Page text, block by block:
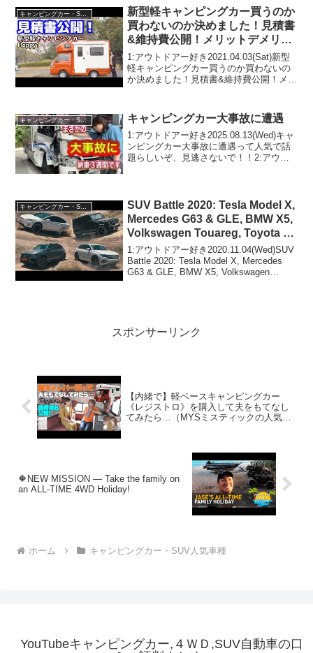
で！！2:アウトドアー好き2022.02....
新型軽キャンピングカー買うのか
買わないのか決めました！見積書
&維持費公開！メリットデメリッ
ト&視聴者質問お答えします！
【JP STAR Happy1】
1:アウトドアー好き2021.04.03(Sat)新型
軽キャンピングカー買うのか買わないの
か決めました！見積書&維持費公開！メリ
題らしいぞ、見逃さないで！！...
キャンピングカー・SUV人気車種 キャンピングカー大事故に遭遇
1:アウトドアー好き2025.08.13(Wed)キャ
ンピングカー大事故に遭遇って人気で話
題らしいぞ、見逃さないで！！2:アウト
SUV Battle 2020: Tesla Model X,
Mercedes G63 & GLE, BMW X5,
Volkswagen Touareg, Toyota FJ
Cruiser
1:アウトドアー好き2020.11.04(Wed)SUV
Battle 2020: Tesla Model X, Mercedes
G63 & GLE, BMW X5, Volkswagen
スポンサーリンク
【内緒で】軽ベースキャンピングカー
《レジストロ》を購入して夫をもてなし
てみたら…（MYSミスティックの人気キ
🔶NEW MISSION — Take the family on
an ALL-TIME 4WD Holiday!
ホーム キャンピングカー・SUV人気車種
YouTubeキャンピングカー,４ＷＤ,SUV自動車の口